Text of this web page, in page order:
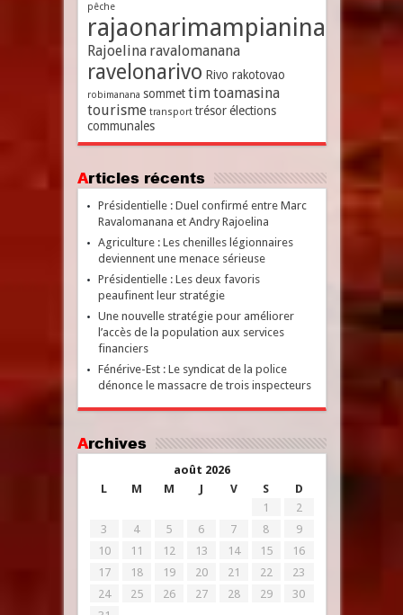
pêche
rajaonarimampianina
Rajoelina ravalomanana
ravelonarivo Rivo rakotovao
robimanana sommet timtoamasina
tourisme transport trésor élections
communales
Articles récents
Présidentielle : Duel confirmé entre Marc
Ravalomanana et Andry Rajoelina
Agriculture : Les chenilles légionnaires
deviennent une menace sérieuse
Présidentielle : Les deux favoris
peaufinent leur stratégie
Une nouvelle stratégie pour améliorer
l’accès de la population aux services
financiers
Fénérive-Est : Le syndicat de la police
dénonce le massacre de trois inspecteurs
Archives
août 2026
L
M M J V S D
1
2
3
4 5 6 7 8
9
10
11 12 13 14 15
16
17
18 19 20 21 22
23
24
25 26 27 28 29
30